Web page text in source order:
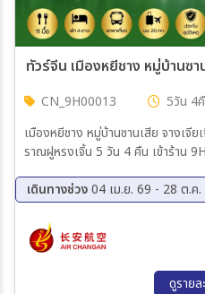
18 มี.ค 70 - 22 มี.ค 70
CN_9H00013 5วัน 4
เมืองหยีชาง หมู่บ้านซานเสีย จางเจียเจี้ย อุทายนเหมาเหยียนเหอ เมื
ราณฝูหรงเจิ้น 5 วัน 4 คืน เข้าร้าน 9H
เดินทางช่วง04 เม.ย. 69 - 28 ต.ค
26 ก.ย. 69 - 30 ก.ย. 69
10 ต.ค. 69 - 14 ต.ค. 69
ดูรายล